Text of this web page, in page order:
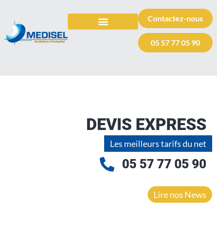
Contactez-nous
05 57 77 05 90
DEVIS EXPRESS
Les meilleurs tarifs du net
05 57 77 05 90
Lire nos News